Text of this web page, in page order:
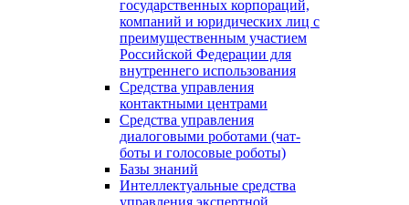
государственных корпораций,
компаний и юридических лиц с
преимущественным участием
Российской Федерации для
внутреннего использования
Средства управления
контактными центрами
Средства управления
диалоговыми роботами (чат-
боты и голосовые роботы)
Базы знаний
Интеллектуальные средства
управления экспертной